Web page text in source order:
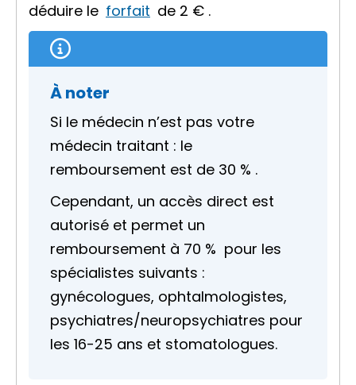
déduire le forfait de 2 € .
À noter
Si le médecin n’est pas votre
médecin traitant : le
remboursement est de 30 % .
Cependant, un accès direct est
autorisé et permet un
remboursement à 70 % pour les
spécialistes suivants :
gynécologues, ophtalmologistes,
psychiatres/neuropsychiatres pour
les 16-25 ans et stomatologues.